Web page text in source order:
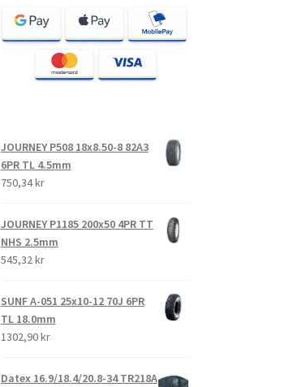
JOURNEY P508 18x8.50-8 82A3
6PR TL 4.5mm
750,34 kr
JOURNEY P1185 200x50 4PR TT
NHS 2.5mm
545,32 kr
SUNF A-051 25x10-12 70J 6PR
TL 18.0mm
1302,90 kr
Datex 16.9/18.4/20.8-34 TR218A